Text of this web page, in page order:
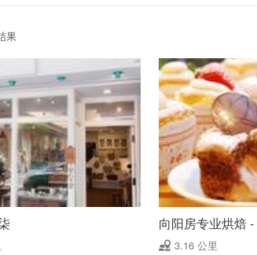
果
向阳房专业烘焙
3.16 公里